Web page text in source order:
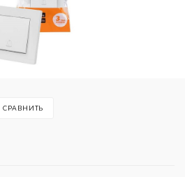
СРАВНИТЬ